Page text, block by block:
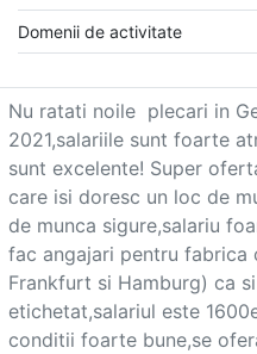
Favorite
Ajutor
Domenii de activitate
Nu ratati noile  plecari in
2021,salariile sunt foarte
sunt excelente! Super
care isi doresc un loc de
de munca sigure,salariu
fac angajari pentru fabrica
Frankfurt si Hamburg) ca
etichetat,salariul este
conditii foarte bune,se